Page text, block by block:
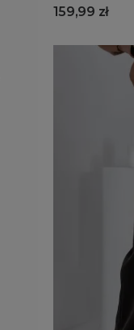
159,99 zł